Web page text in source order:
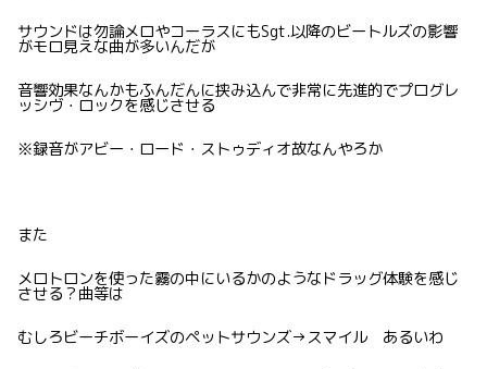
サウンドは勿論メロやコーラスにもSgt.以降のビートルズの影響
がモロ見えな曲が多いんだが
音響効果なんかもふんだんに挟み込んで非常に先進的でプログレ
ッシヴ・ロックを感じさせる
※録音がアビー・ロード・ストゥディオ故なんやろか
また
メロトロンを使った霧の中にいるかのようなドラッグ体験を感じ
させる？曲等は
むしろビーチボーイズのペットサウンズ→スマイル あるいわ